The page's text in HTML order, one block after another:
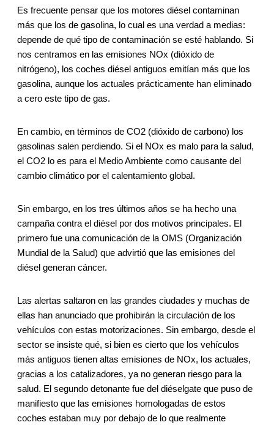
Es frecuente pensar que los motores diésel contaminan
más que los de gasolina, lo cual es una verdad a medias:
depende de qué tipo de contaminación se esté hablando. Si
nos centramos en las emisiones NOx (dióxido de
nitrógeno), los coches diésel antiguos emitían más que los
gasolina, aunque los actuales prácticamente han eliminado
a cero este tipo de gas.
En cambio, en términos de CO2 (dióxido de carbono) los
gasolinas salen perdiendo. Si el NOx es malo para la salud,
el CO2 lo es para el Medio Ambiente como causante del
cambio climático por el calentamiento global.
Sin embargo, en los tres últimos años se ha hecho una
campaña contra el diésel por dos motivos principales. El
primero fue una comunicación de la OMS (Organización
Mundial de la Salud) que advirtió que las emisiones del
diésel generan cáncer.
Las alertas saltaron en las grandes ciudades y muchas de
ellas han anunciado que prohibirán la circulación de los
vehículos con estas motorizaciones. Sin embargo, desde el
sector se insiste qué, si bien es cierto que los vehículos
más antiguos tienen altas emisiones de NOx, los actuales,
gracias a los catalizadores, ya no generan riesgo para la
salud. El segundo detonante fue del diéselgate que puso de
manifiesto que las emisiones homologadas de estos
coches estaban muy por debajo de lo que realmente